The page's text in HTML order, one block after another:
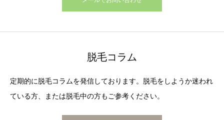
脱毛コラム
定期的に脱毛コラムを発信しております。脱毛をしようか迷われ
ている方、または脱毛中の方もご参考ください。